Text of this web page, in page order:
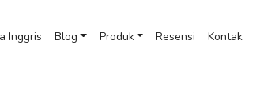
Inggris Blog Produk Resensi Kontak